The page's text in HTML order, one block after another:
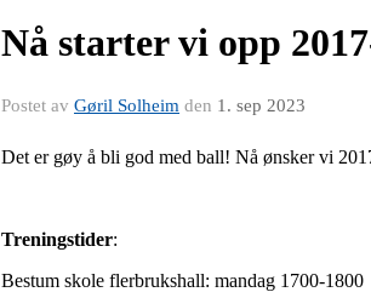
Nå starter vi opp
Postet av Gøril Solheim den 1. sep 2023
Det er gøy å bli god med ball! Nå ønsker vi
Treningstider:
Bestum skole flerbrukshall: mandag 1700-1800